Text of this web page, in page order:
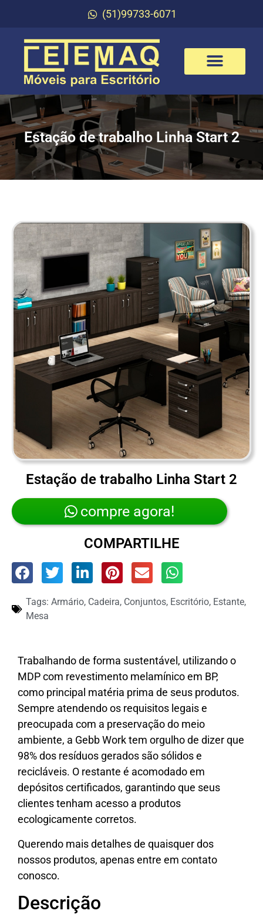
(51)99733-6071
Estação de trabalho Linha Start 2
Estação de trabalho Linha Start 2
compre agora!
COMPARTILHE
Tags: Armário, Cadeira, Conjuntos, Escritório, Estante,
Mesa
Trabalhando de forma sustentável, utilizando o
MDP com revestimento melamínico em BP,
como principal matéria prima de seus produtos.
Sempre atendendo os requisitos legais e
preocupada com a preservação do meio
ambiente, a Gebb Work tem orgulho de dizer que
98% dos resíduos gerados são sólidos e
recicláveis. O restante é acomodado em
depósitos certificados, garantindo que seus
clientes tenham acesso a produtos
ecologicamente corretos.
Querendo mais detalhes de quaisquer dos
nossos produtos, apenas entre em contato
conosco.
Descrição